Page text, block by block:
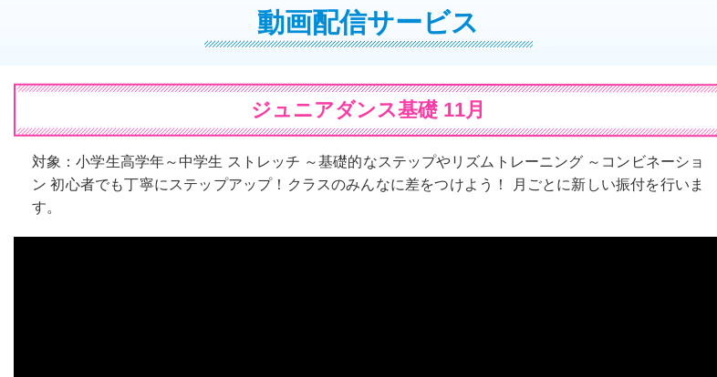
動画配信サービス
ジュニアダンス基礎 11月
対象：小学生高学年～中学生 ストレッチ ～基礎的なステップやリズムトレーニング ～コンビネーショ
ン 初心者でも丁寧にステップアップ！クラスのみんなに差をつけよう！ 月ごとに新しい振付を行いま
す。